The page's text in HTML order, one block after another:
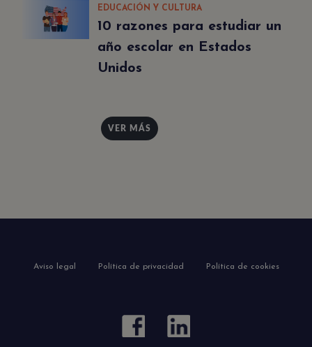
EDUCACIÓN Y CULTURA
10 razones para estudiar un
año escolar en Estados
Unidos
VER MÁS
Aviso legal Política de privacidad Política de cookies